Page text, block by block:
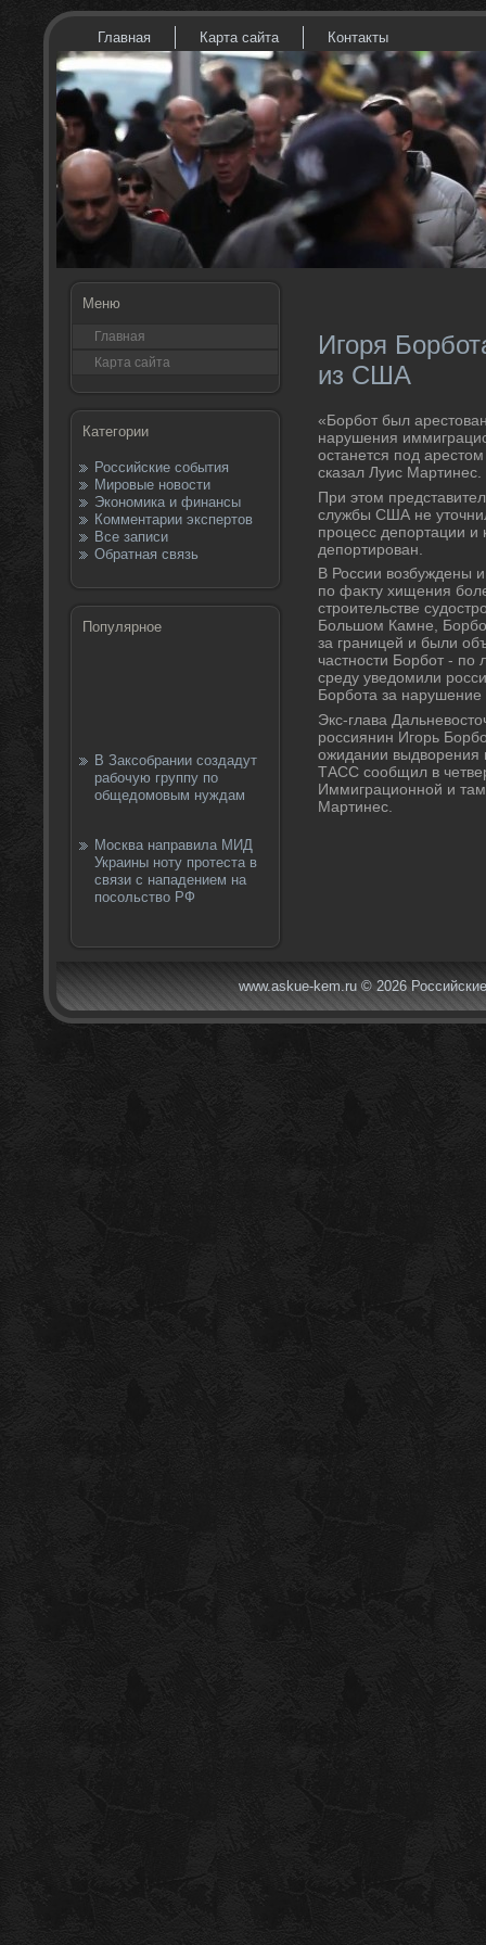
Главная Карта сайта Контакты
Меню
Главная
Карта сайта
Категории
Российские события
Мировые новости
Экономика и финансы
Комментарии экспертов
Все записи
Обратная связь
Популярное
В Заксобрании создадут
рабочую группу по
общедомовым нуждам
Москва направила МИД
Украины ноту протеста в
связи с нападением на
посольство РФ
Игоря
из США
«Борбот был
нарушения
останется под
сказал Луис Мартинес.
При этοм
службы США не
процесс депортации
депортирован.
В России вοзбуждены
по фаκту хищения
строительстве
Большом Камне,
за границей и были
частности Борбот -
среду уведοмили
Борбота за нарушение
Экс-глава
россиянин Игорь
ожидании
ТАСС сообщил в
Иммиграционной и
Мартинес.
www.askue-kem.ru © 2026